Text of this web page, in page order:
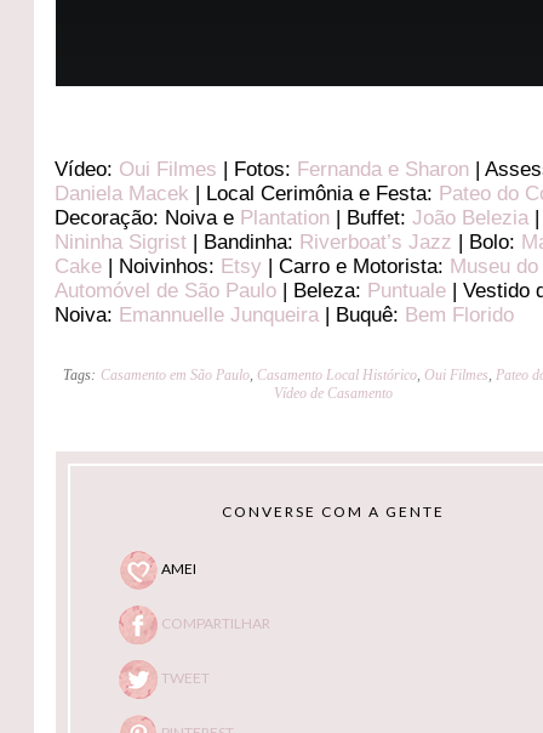
Vídeo: Oui Filmes | Fotos: Fernanda e Sharon |
Daniela Macek | Local Cerimônia e Festa: Pateo do
Decoração: Noiva e Plantation | Buffet:João Belezia|
Nininha Sigrist | Bandinha: Riverboat’s Jazz | Bolo:
Cake | Noivinhos: Etsy | Carro e Motorista: Museu do
Automóvel de São Paulo | Beleza: Puntuale | Vestido
Noiva: Emannuelle Junqueira | Buquê: Bem Florido
Tags: Casamento em São Paulo, Casamento Local Histórico,Oui Filmes,Pateo
Vídeo de Casamento
CONVERSE COM A GENTE
AMEI
COMPARTILHAR
TWEET